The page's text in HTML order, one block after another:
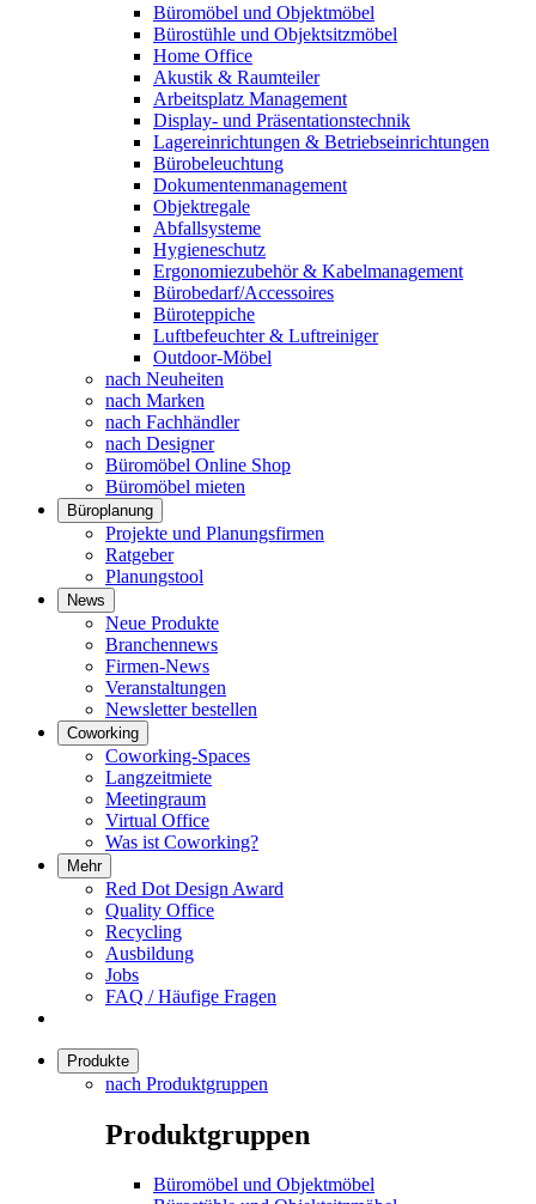
Büromöbel und Objektmöbel
Bürostühle und Objektsitzmöbel
Home Office
Akustik & Raumteiler
Arbeitsplatz Management
Display- und Präsentationstechnik
Lagereinrichtungen & Betriebseinrichtungen
Bürobeleuchtung
Dokumentenmanagement
Objektregale
Abfallsysteme
Hygieneschutz
Ergonomiezubehör & Kabelmanagement
Bürobedarf/Accessoires
Büroteppiche
Luftbefeuchter & Luftreiniger
Outdoor-Möbel
nach Neuheiten
nach Marken
nach Fachhändler
nach Designer
Büromöbel Online Shop
Büromöbel mieten
Büroplanung
Projekte und Planungsfirmen
Ratgeber
Planungstool
News
Neue Produkte
Branchennews
Firmen-News
Veranstaltungen
Newsletter bestellen
Coworking
Coworking-Spaces
Langzeitmiete
Meetingraum
Virtual Office
Was ist Coworking?
Mehr
Red Dot Design Award
Quality Office
Recycling
Ausbildung
Jobs
FAQ / Häufige Fragen
Produkte
nach Produktgruppen
Produktgruppen
Büromöbel und Objektmöbel